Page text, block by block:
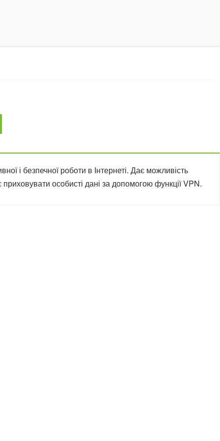
і безпечної роботи в Інтернеті. Дає можливість
особисті дані за допомогою функції VPN.